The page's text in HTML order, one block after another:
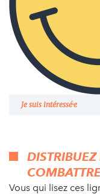
Je suis intéressé·e
Vous qui lisez ces